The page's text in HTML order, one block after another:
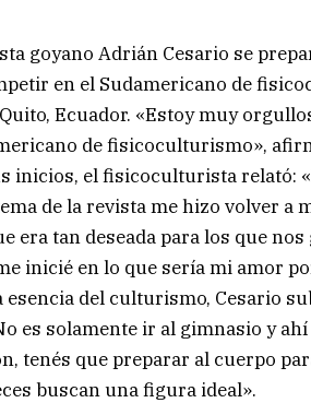
goyano Adrián Cesario se
en el Sudamericano de
Ecuador. «Estoy muy
de fisicoculturismo»,
inicios, el fisicoculturista relató:
de la revista me hizo volver a
era tan deseada para los que
inicié en lo que sería mi amor
del culturismo, Cesario
es solamente ir al gimnasio y
tenés que preparar al cuerpo
buscan una figura ideal».